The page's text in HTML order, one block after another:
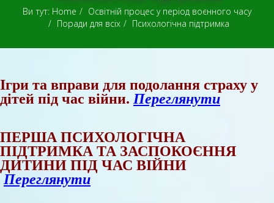
Ви тут: Home
Освітній процес у період воєнного часу
Поради для всіх
Психологічна підтримка
Ігри та вправи для подолання страху у
дітей під час війни. Переглянути
ПЕРША ПСИХОЛОГІЧНА
ПІДТРИМКА ТА ЗАСПОКОЄННЯ
ДИТИНИ ПІД ЧАС ВІЙНИ
Переглянути